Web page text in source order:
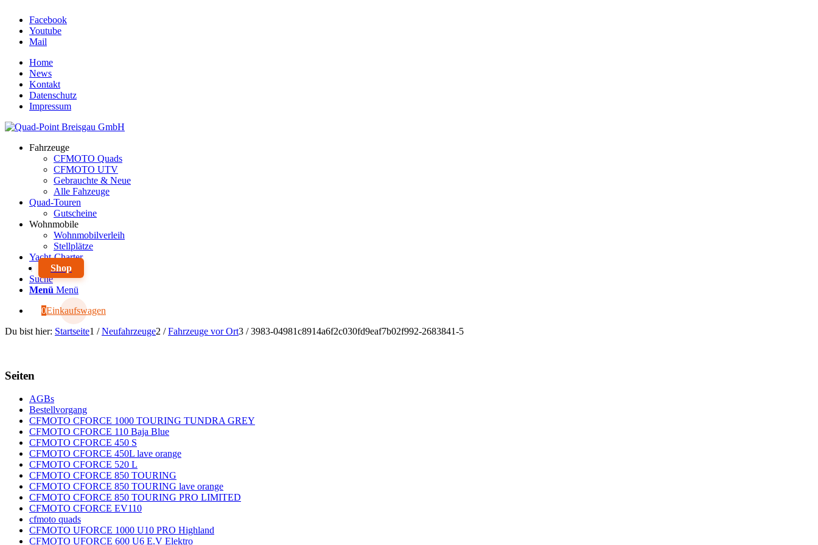
Facebook
Youtube
Mail
Home
News
Kontakt
Datenschutz
Impressum
Fahrzeuge
CFMOTO Quads
CFMOTO UTV
Gebrauchte & Neue
Alle Fahzeuge
Quad-Touren
Gutscheine
Wohnmobile
Wohnmobilverleih
Stellplätze
Yacht-Charter
Shop
Suche
Menü Menü
0Einkaufswagen
Du bist hier: Startseite1 / Neufahrzeuge2 / Fahrzeuge vor Ort3 / 3983-04981c8914a6f2c030fd9eaf7b02f992-2683841-5
Seiten
AGBs
Bestellvorgang
CFMOTO CFORCE 1000 TOURING TUNDRA GREY
CFMOTO CFORCE 110 Baja Blue
CFMOTO CFORCE 450 S
CFMOTO CFORCE 450L lave orange
CFMOTO CFORCE 520 L
CFMOTO CFORCE 850 TOURING
CFMOTO CFORCE 850 TOURING lave orange
CFMOTO CFORCE 850 TOURING PRO LIMITED
CFMOTO CFORCE EV110
cfmoto quads
CFMOTO UFORCE 1000 U10 PRO Highland
CFMOTO UFORCE 600 U6 E.V Elektro